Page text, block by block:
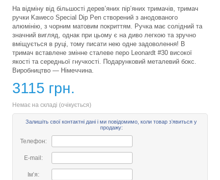
На відміну від більшості дерев’яних пір’яних тримачів, тримач
ручки Kaweco Special Dip Pen створений з анодованого
алюмінію, з чорним матовим покриттям. Ручка має солідний та
значний вигляд, однак при цьому є на диво легкою та зручно
вміщується в руці, тому писати нею одне задоволення! В
тримач вставлене змінне сталеве перо Leonardt #30 високої
якості та середньої гнучкості. Подарунковий металевий бокс.
Виробництво — Німеччина.
3115 грн.
Немає на складі (очікується)
Залишіть свої контактні дані і ми повідомимо, коли товар зʼявиться у
продажу:
Телефон:
E-mail:
Імʼя: